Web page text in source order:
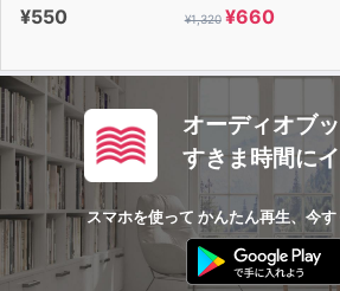
¥550 ¥1,320 ¥660
オーディオブ
すきま時間に
スマホを使って かんたん再生、今